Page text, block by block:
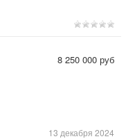
13 декабря 2024
8 250 000 руб